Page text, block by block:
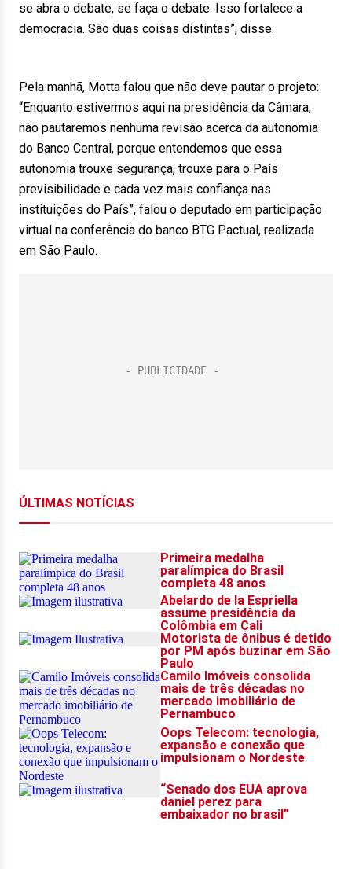
se abra o debate, se faça o debate. Isso fortalece a
democracia. São duas coisas distintas”, disse.
Pela manhã, Motta falou que não deve pautar o projeto:
“Enquanto estivermos aqui na presidência da Câmara,
não pautaremos nenhuma revisão acerca da autonomia
do Banco Central, porque entendemos que essa
autonomia trouxe segurança, trouxe para o País
previsibilidade e cada vez mais confiança nas
instituições do País”, falou o deputado em participação
virtual na conferência do banco BTG Pactual, realizada
em São Paulo.